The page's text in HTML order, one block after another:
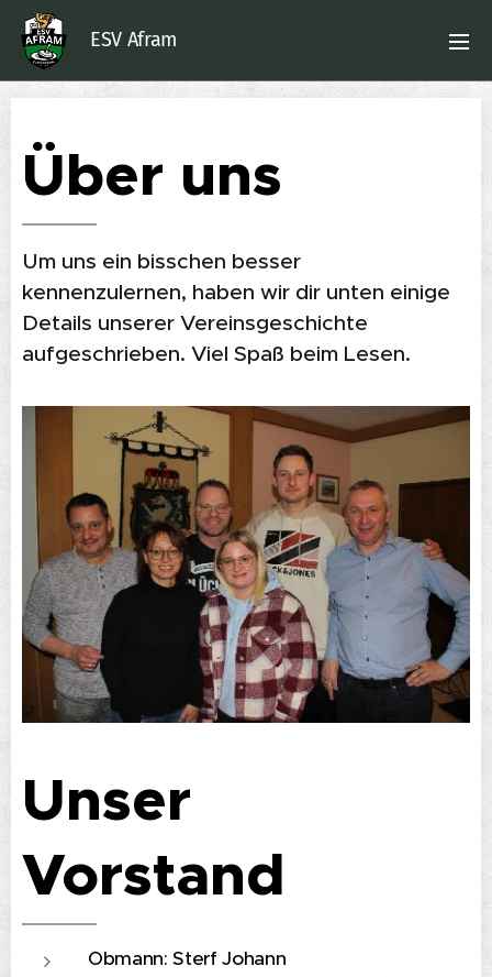
ESV Afram
Über uns
Um uns ein bisschen besser
kennenzulernen, haben wir dir unten einige
Details unserer Vereinsgeschichte
aufgeschrieben. Viel Spaß beim Lesen.
Unser
Vorstand
Obmann: Sterf Johann